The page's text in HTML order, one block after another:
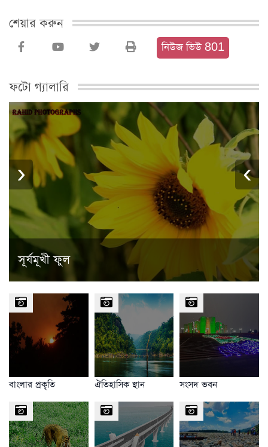
শেয়ার করুন
নিউজ ভিউ 801
ফটো গ্যালারি
সূর্যমূখী ফুল
‹
›
বাংলার প্রকৃতি ঐতিহাসিক স্থান সংসদ ভবন